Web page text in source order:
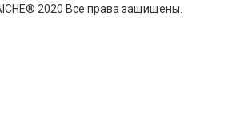
2020 Все права защищены.